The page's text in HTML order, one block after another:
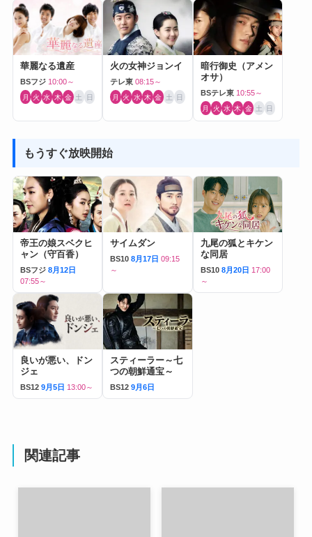
華麗なる遺産
BSフジ 10:00～
月 火 水 木 金 土 日
火の女神ジョンイ
テレ東 08:15～
月 火 水 木 金 土 日
暗行御史（アメン
オサ）
BSテレ東 10:55～
月 火 水 木 金 土 日
もうすぐ放映開始
帝王の娘スベクヒ
ャン（守百香）
BSフジ 8月12日
07:55～
サイムダン
BS10 8月17日 09:15
～
九尾の狐とキケン
な同居
BS10 8月20日 17:00
～
良いが悪い、ドン
ジェ
BS12 9月5日 13:00～
スティーラー～七
つの朝鮮通宝～
BS12 9月6日
関連記事